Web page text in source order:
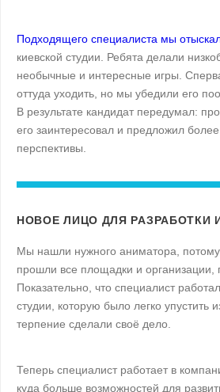
Подходящего специалиста мы
киевской студии. Ребята делали
необычные и интересные игры.
оттуда уходить, но мы убедили его
В результате кандидат передумал:
его заинтересовал и предложил
перспективы.
НОВОЕ ЛИЦО ДЛЯ РАЗРАБОТКИ
Мы нашли нужного аниматора,
прошли все площадки и организации,
Показательно, что специалист
студии, которую было легко упустить
терпение сделали своё дело.
Теперь специалист работает в
куда больше возможностей для